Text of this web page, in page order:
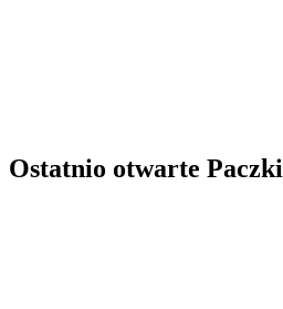
Ostatnio otwarte Paczki